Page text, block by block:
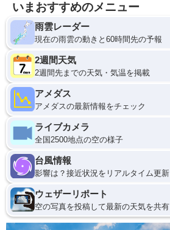
いまおすすめのメニュー
雨雲レーダー
現在の雨雲の動きと60時間先の予報
2週間天気
2週間先までの天気・気温を掲載
アメダス
アメダスの最新情報をチェック
ライブカメラ
全国2500地点の空の様子
台風情報
影響は？接近状況をリアルタイム更新
ウェザーリポート
空の写真を投稿して最新の天気を共有